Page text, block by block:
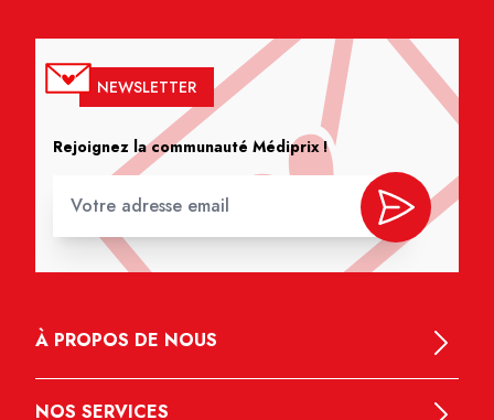
NEWSLETTER
Rejoignez la communauté Médiprix !
À PROPOS DE NOUS
NOS SERVICES